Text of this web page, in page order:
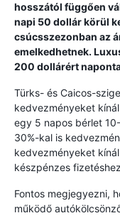
hosszától függően
napi 50 dollár körül
csúcsszezonban az
emelkedhetnek.
200 dollárért
Türks- és Caicos-
kedvezményeket
egy 5 napos bérlet
30%-kal is
kedvezményeket
készpénzes
Fontos megjegyezni,
működő